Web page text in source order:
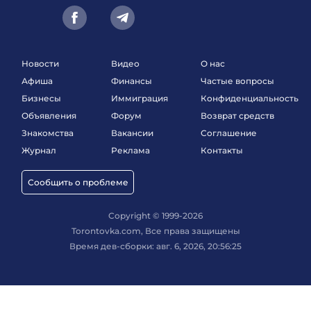
Новости
Афиша
Бизнесы
Объявления
Знакомства
Журнал
Сообщить о проблеме
Видео
Финансы
Иммиграция
Форум
Вакансии
Реклама
О нас
Частые вопросы
Конфиденциальность
Возврат средств
Соглашение
Контакты
Copyright © 1999-2026
Torontovka.com, Все права защищены
Время дев-сборки: авг. 6, 2026, 20:56:25